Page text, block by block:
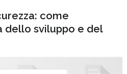
come
dello sviluppo e del